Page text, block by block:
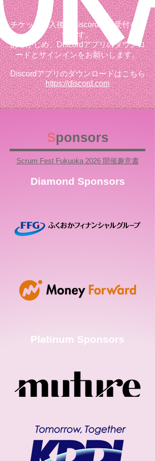
チケット購入後にDiscordにて受付を行
います。
あらかじめ、Discordアプリのダウンロ
ードとサインインをお願いします。
Discordアプリのダウンロードはこちら
https://discord.com
Sponsors
Scrum Fest Fukuoka 2026 開催趣意書
Diamond Sponsors
Platinum Sponsors